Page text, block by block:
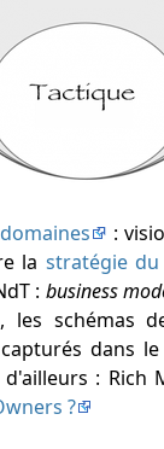
:
la stratégie
: business
, les schémas
dans le
:
?